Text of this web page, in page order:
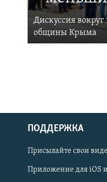
Українською
Qırımtatar
Дискуссия
общины Крыма
ПОДДЕРЖКА
Присылайте свои
Приложение для iOS